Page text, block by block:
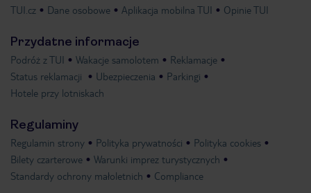
TUI.cz
Dane osobowe Aplikacja mobilna TUI Opinie TUI
Przydatne informacje
Podróż z TUI Wakacje samolotem
Reklamacje
Status reklamacji
Ubezpieczenia
Parkingi
Hotele przy lotniskach
Regulaminy
Regulamin strony Polityka prywatności
Polityka cookies
Bilety czarterowe
Warunki imprez turystycznych
Standardy ochrony małoletnich
Compliance